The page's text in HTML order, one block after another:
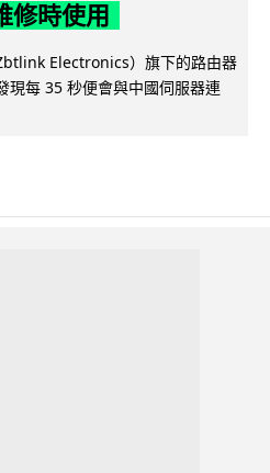
修時使用
Electronics）旗下的路由器
現每 35 秒便會與中國伺服器連